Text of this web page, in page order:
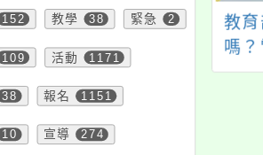
152 教學 38 緊急 2
109 活動 1171
38 報名 1151
10 宣導 274
「113年食品中毒發生
與防治年報」手冊
教
嗎
的真